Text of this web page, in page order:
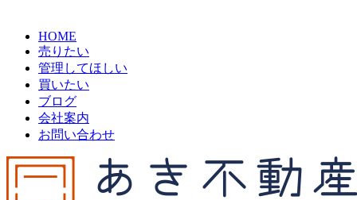
HOME
売りたい
管理してほしい
買いたい
ブログ
会社案内
お問い合わせ